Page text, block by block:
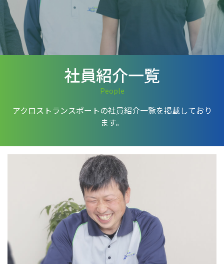
社員紹介一覧
People
アクロストランスポートの社員紹介一覧を掲載しており
ます。